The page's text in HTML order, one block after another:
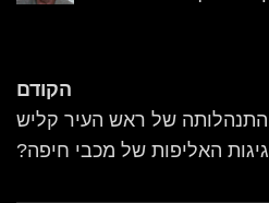
הקודם
של ראש העיר קליש
האליפות של מכבי חיפה?